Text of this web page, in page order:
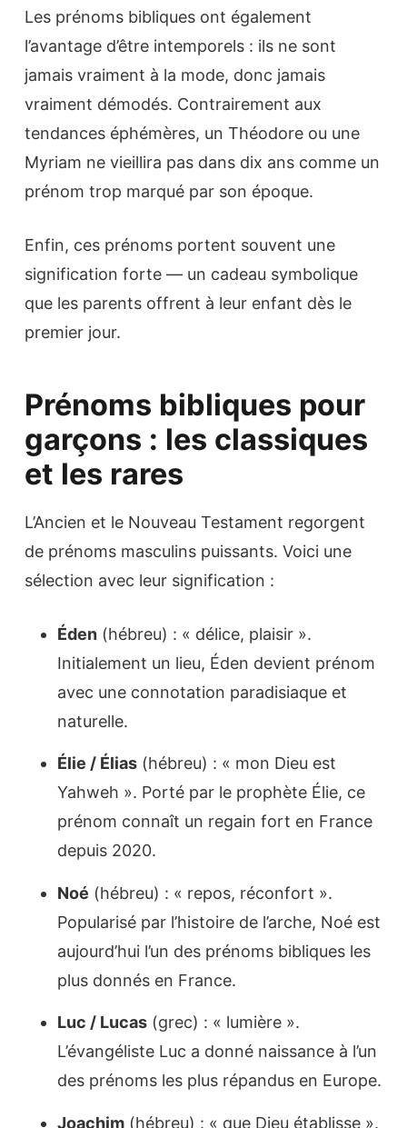
Les prénoms bibliques ont également
l’avantage d’être intemporels : ils ne sont
jamais vraiment à la mode, donc jamais
vraiment démodés. Contrairement aux
tendances éphémères, un Théodore ou une
Myriam ne vieillira pas dans dix ans comme un
prénom trop marqué par son époque.
Enfin, ces prénoms portent souvent une
signification forte — un cadeau symbolique
que les parents offrent à leur enfant dès le
premier jour.
Prénoms bibliques pour
garçons : les classiques
et les rares
L’Ancien et le Nouveau Testament regorgent
de prénoms masculins puissants. Voici une
sélection avec leur signification :
Éden (hébreu) : « délice, plaisir ».
Initialement un lieu, Éden devient prénom
avec une connotation paradisiaque et
naturelle.
Élie / Élias (hébreu) : « mon Dieu est
Yahweh ». Porté par le prophète Élie, ce
prénom connaît un regain fort en France
depuis 2020.
Noé (hébreu) : « repos, réconfort ».
Popularisé par l’histoire de l’arche, Noé est
aujourd’hui l’un des prénoms bibliques les
plus donnés en France.
Luc / Lucas (grec) : « lumière ».
L’évangéliste Luc a donné naissance à l’un
des prénoms les plus répandus en Europe.
Joachim (hébreu) : « que Dieu établisse ».